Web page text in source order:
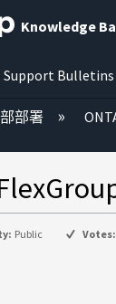
Knowledge
Support Bulletins
局层次
部署
Public Votes: